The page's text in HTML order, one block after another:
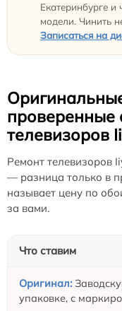
Екатеринбурге
модели. Чинить
Записаться на
проверенные
телевизоров
Ремонт телевизоров
— разница только в
называет цену по
за вами.
Что ставим
упаковке, с